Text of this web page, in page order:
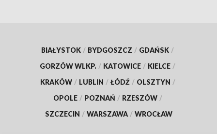
BIAŁYSTOK / BYDGOSZCZ / GDAŃSK /
GORZÓW WLKP. / KATOWICE / KIELCE /
KRAKÓW / LUBLIN / ŁÓDŹ / OLSZTYN /
OPOLE / POZNAŃ / RZESZÓW /
SZCZECIN / WARSZAWA / WROCŁAW